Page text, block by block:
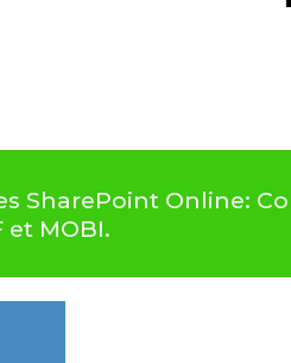
SharePoint Online:
MOBI.